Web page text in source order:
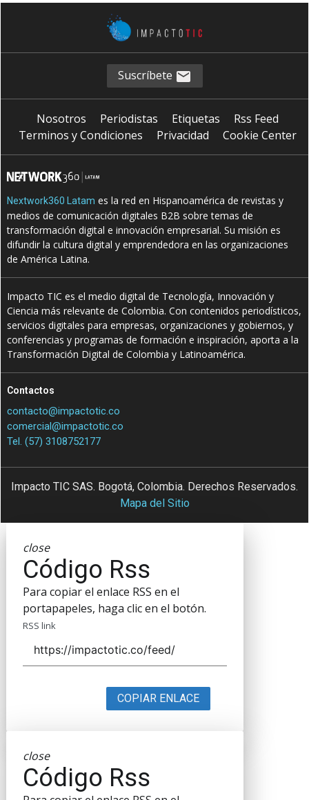
Suscríbete
Nosotros Periodistas Etiquetas
Rss Feed
Terminos y Condiciones
Privacidad Cookie Center
Nextwork360 Latam es la red en Hispanoamérica de revistas y
medios de comunicación digitales B2B sobre temas de
transformación digital e innovación empresarial. Su misión es
difundir la cultura digital y emprendedora en las organizaciones
de América Latina.
Impacto TIC es el medio digital de Tecnología, Innovación y
Ciencia más relevante de Colombia. Con contenidos periodísticos,
servicios digitales para empresas, organizaciones y gobiernos, y
conferencias y programas de formación e inspiración, aporta a la
Transformación Digital de Colombia y Latinoamérica.
Contactos
contacto@impactotic.co
comercial@impactotic.co
Tel. (57) 3108752177
Impacto TIC SAS. Bogotá, Colombia. Derechos Reservados.
Mapa del Sitio
close
Código Rss
Para copiar el enlace RSS en el
portapapeles, haga clic en el botón.
RSS link
COPIAR ENLACE
close
Código Rss